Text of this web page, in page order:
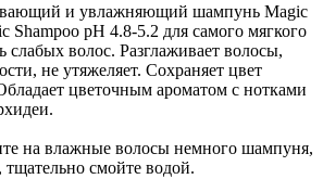
и увлажняющий шампунь Magic
Shampoo pH 4.8-5.2 для самого мягкого
волос. Разглаживает волосы,
не утяжеляет. Сохраняет цвет
цветочным ароматом с нотками
на влажные волосы немного шампуня,
тщательно смойте водой.